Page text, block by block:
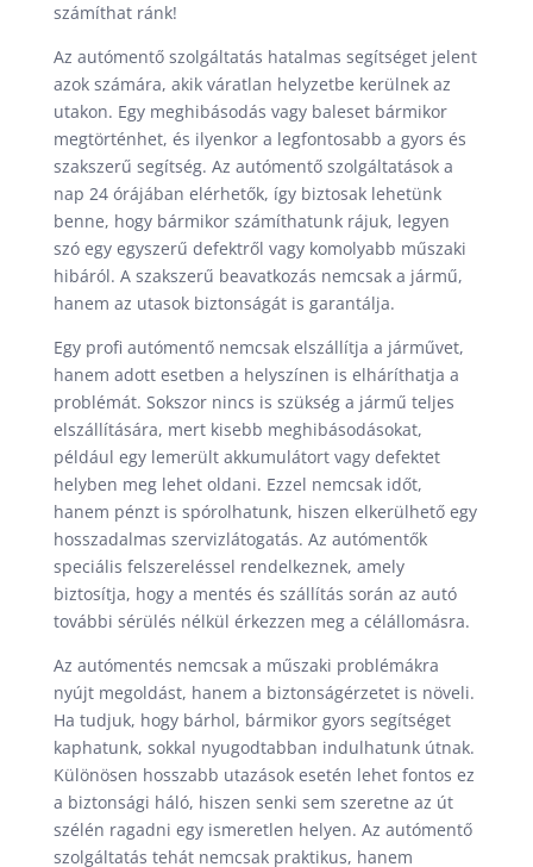
számíthat ránk!
Az autómentő szolgáltatás hatalmas segítséget jelent
azok számára, akik váratlan helyzetbe kerülnek az
utakon. Egy meghibásodás vagy baleset bármikor
megtörténhet, és ilyenkor a legfontosabb a gyors és
szakszerű segítség. Az autómentő szolgáltatások a
nap 24 órájában elérhetők, így biztosak lehetünk
benne, hogy bármikor számíthatunk rájuk, legyen
szó egy egyszerű defektről vagy komolyabb műszaki
hibáról. A szakszerű beavatkozás nemcsak a jármű,
hanem az utasok biztonságát is garantálja.
Egy profi autómentő nemcsak elszállítja a járművet,
hanem adott esetben a helyszínen is elháríthatja a
problémát. Sokszor nincs is szükség a jármű teljes
elszállítására, mert kisebb meghibásodásokat,
például egy lemerült akkumulátort vagy defektet
helyben meg lehet oldani. Ezzel nemcsak időt,
hanem pénzt is spórolhatunk, hiszen elkerülhető egy
hosszadalmas szervizlátogatás. Az autómentők
speciális felszereléssel rendelkeznek, amely
biztosítja, hogy a mentés és szállítás során az autó
további sérülés nélkül érkezzen meg a célállomásra.
Az autómentés nemcsak a műszaki problémákra
nyújt megoldást, hanem a biztonságérzetet is növeli.
Ha tudjuk, hogy bárhol, bármikor gyors segítséget
kaphatunk, sokkal nyugodtabban indulhatunk útnak.
Különösen hosszabb utazások esetén lehet fontos ez
a biztonsági háló, hiszen senki sem szeretne az út
szélén ragadni egy ismeretlen helyen. Az autómentő
szolgáltatás tehát nemcsak praktikus, hanem